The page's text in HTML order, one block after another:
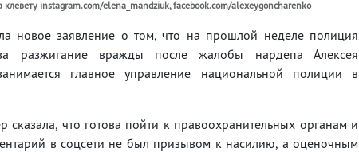
клевету instagram.com/elena_mandziuk, facebook.com/alexeygoncharenko
новое заявление о том, что на прошлой неделе полиция
разжигание вражды после жалобы нардепа Алексея
главное управление национальной полиции в
что готова пойти к правоохранительных органам и
в соцсети не был призывом к насилию, а оценочным